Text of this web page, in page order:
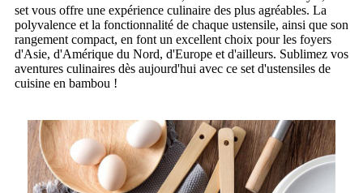
set vous offre une expérience culinaire des plus agréables. La
polyvalence et la fonctionnalité de chaque ustensile, ainsi que son
rangement compact, en font un excellent choix pour les foyers
d'Asie, d'Amérique du Nord, d'Europe et d'ailleurs. Sublimez vos
aventures culinaires dès aujourd'hui avec ce set d'ustensiles de
cuisine en bambou !